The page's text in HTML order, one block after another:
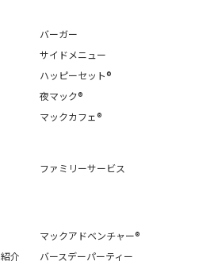
バーガー
サイドメニュー
ハッピーセット®
夜マック®
マックカフェ®
ファミリーサービス
マックアドベンチャー®
介
バースデーパーティー